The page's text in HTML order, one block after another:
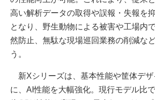
高い解析データの取得や誤報・失報を
となり、野生動物による被害や工場内
然防止、無駄な現場巡回業務の削減な
う。
新Xシリーズは、基本性能や筐体デザ
に、AI性能を大幅強化。現行モデル比